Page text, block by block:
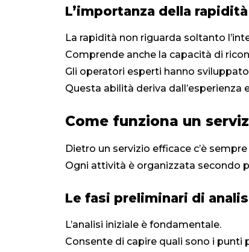
L’importanza della rapidità
La rapidità non riguarda soltanto
Comprende anche la capacità di
Gli operatori esperti hanno
Questa abilità deriva dall’esperienza
Come funziona un
Dietro un servizio efficace c’è
Ogni attività è organizzata secondo
Le fasi preliminari di
L’analisi iniziale è fondamentale.
Consente di capire quali sono i punti